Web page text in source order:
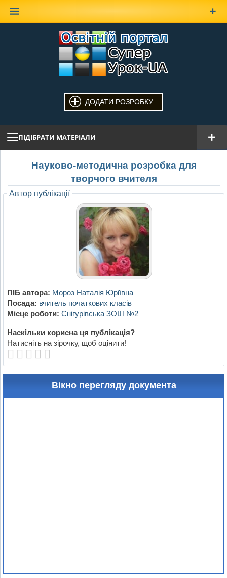
ДОДАТИ РОЗРОБКУ
ПІДІБРАТИ МАТЕРІАЛИ
Науково-методична розробка для
творчого вчителя
Автор публікації
ПІБ автора: Мороз Наталія Юріївна
Посада: вчитель початкових класів
Місце роботи: Снігурівська ЗОШ №2
Наскільки корисна ця публікація?
Натисніть на зірочку, щоб оцінити!
Вікно перегляду документа